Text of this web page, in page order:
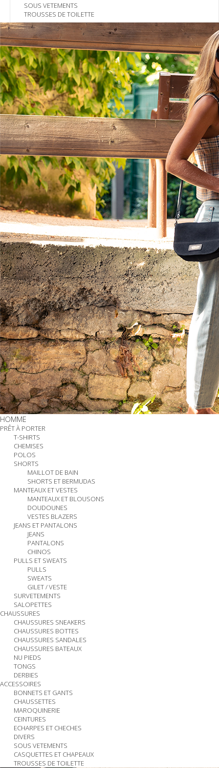
SOUS VETEMENTS
TROUSSES DE TOILETTE
HOMME
PRÊT À PORTER
T-SHIRTS
CHEMISES
POLOS
SHORTS
MAILLOT DE BAIN
SHORTS ET BERMUDAS
MANTEAUX ET VESTES
MANTEAUX ET BLOUSONS
DOUDOUNES
VESTES BLAZERS
JEANS ET PANTALONS
JEANS
PANTALONS
CHINOS
PULLS ET SWEATS
PULLS
SWEATS
GILET / VESTE
SURVETEMENTS
SALOPETTES
CHAUSSURES
CHAUSSURES SNEAKERS
CHAUSSURES BOTTES
CHAUSSURES SANDALES
CHAUSSURES BATEAUX
NU PIEDS
TONGS
DERBIES
ACCESSOIRES
BONNETS ET GANTS
CHAUSSETTES
MAROQUINERIE
CEINTURES
ECHARPES ET CHECHES
DIVERS
SOUS VETEMENTS
CASQUETTES ET CHAPEAUX
TROUSSES DE TOILETTE